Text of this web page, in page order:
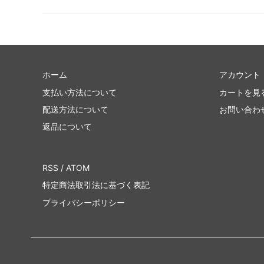
ホーム
支払い方法について
配送方法について
返品について
アカウント
カートを見
お問い合わ
RSS / ATOM
特定商法取引法に基づく表記
プライバシーポリシー